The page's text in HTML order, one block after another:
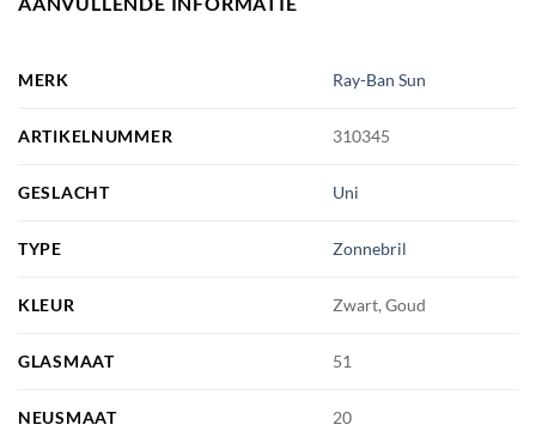
MERK Ray-Ban Sun
ARTIKELNUMMER 310345
GESLACHT Uni
TYPE Zonnebril
KLEUR Zwart, Goud
GLASMAAT 51
NEUSMAAT 20